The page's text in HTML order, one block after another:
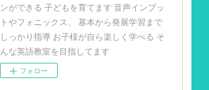
ンができる 子どもを育てます 音声インプッ
トやフォニックス、 基本から発展学習まで
しっかり指導 お子様が自ら楽しく学べる そ
んな英語教室を目指してます
フォロー